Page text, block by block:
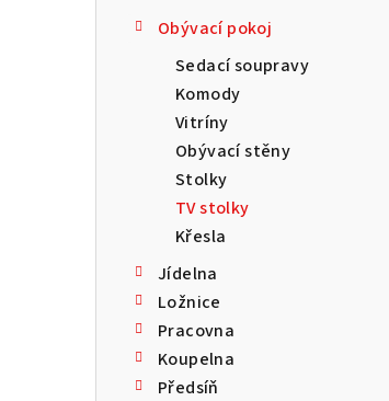
Obývací pokoj
Sedací soupravy
Komody
Vitríny
Obývací stěny
Stolky
TV stolky
Křesla
Jídelna
Ložnice
Pracovna
Koupelna
Předsíň